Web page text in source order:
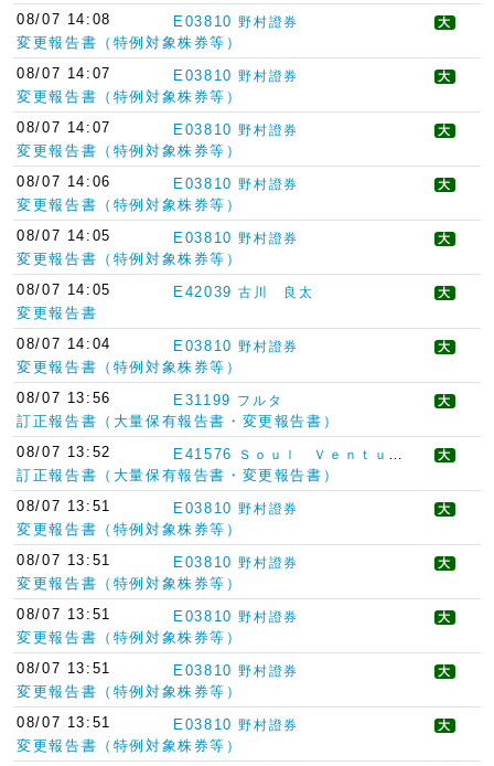
08/07 14:08 E03810 野村證券 大
変更報告書（特例対象株券等）
08/07 14:07
E03810 野村證券 大
変更報告書（特例対象株券等）
08/07 14:07
E03810 野村證券 大
変更報告書（特例対象株券等）
08/07 14:06
E03810 野村證券 大
変更報告書（特例対象株券等）
08/07 14:05
E03810 野村證券 大
変更報告書（特例対象株券等）
08/07 14:05
E42039 古川 良太 大
変更報告書
08/07 14:04
E03810 野村證券 大
変更報告書（特例対象株券等）
08/07 13:56
E31199 フルタ 大
訂正報告書（大量保有報告書・変更報告書）
08/07 13:52
E41576 Ｓｏｕｌ Ｖｅｎｔｕｒｅｓ Ｈｏｌｄｉｎｇｓ Ｌｉｍｉｔｅｄ 大
訂正報告書（大量保有報告書・変更報告書）
08/07 13:51
E03810 野村證券 大
変更報告書（特例対象株券等）
08/07 13:51
E03810 野村證券 大
変更報告書（特例対象株券等）
08/07 13:51
E03810 野村證券 大
変更報告書（特例対象株券等）
08/07 13:51
E03810 野村證券 大
変更報告書（特例対象株券等）
08/07 13:51
E03810 野村證券 大
変更報告書（特例対象株券等）